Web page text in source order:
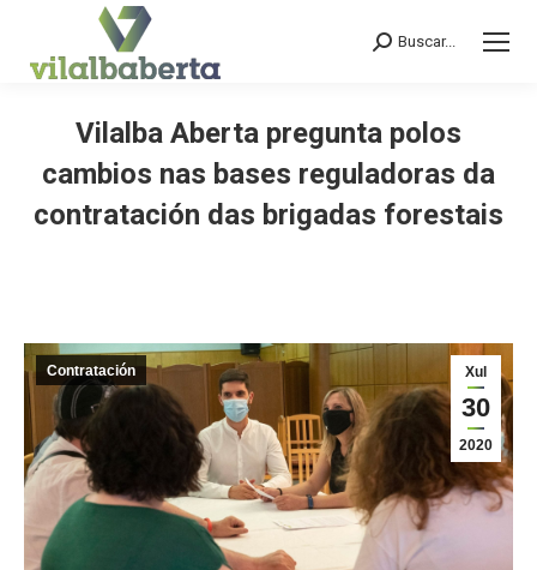
Search:
Buscar...
Vilalba Aberta pregunta polos
cambios nas bases reguladoras da
contratación das brigadas forestais
Xul
30
2020
Contratación